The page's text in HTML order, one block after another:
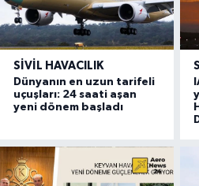
SIVIL HAVACILIK
Dünyanın en uzun tarifeli
uçuşları: 24 saati aşan
yeni dönem başladı